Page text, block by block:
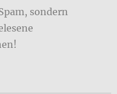
sondern